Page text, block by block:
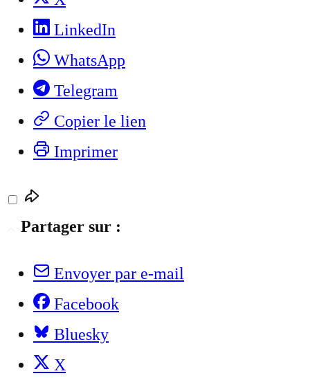
LinkedIn
WhatsApp
Telegram
Copier le lien
Imprimer
Partager sur :
Envoyer par e-mail
Facebook
Bluesky
X